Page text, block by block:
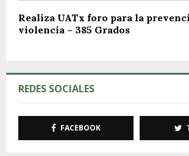
Realiza UATx foro para la
violencia – 385 Grados
REDES SOCIALES
FACEBOOK